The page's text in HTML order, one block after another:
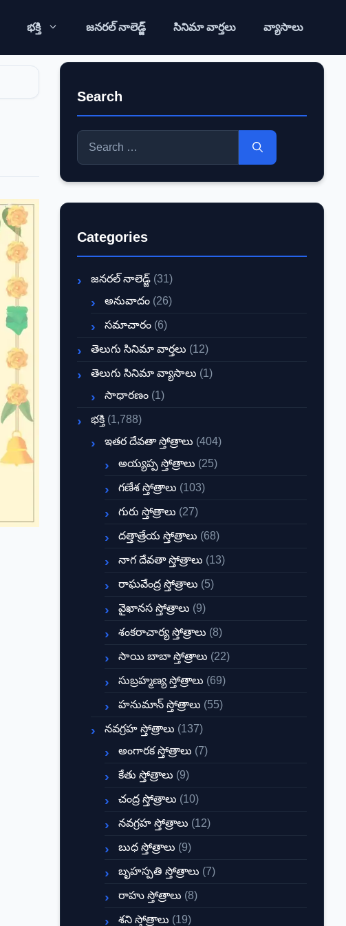
భక్తి జనరల్ నాలెడ్జ్ సినిమా వార్తలు వ్యాసాలు
Search
Search
for:
Categories
జనరల్ నాలెడ్జ్ (31)
అనువాదం (26)
సమాచారం (6)
తెలుగు సినిమా వార్తలు (12)
తెలుగు సినిమా వ్యాసాలు (1)
సాధారణం (1)
భక్తి (1,788)
ఇతర దేవతా స్తోత్రాలు (404)
అయ్యప్ప స్తోత్రాలు (25)
గణేశ స్తోత్రాలు (103)
గురు స్తోత్రాలు (27)
దత్తాత్రేయ స్తోత్రాలు (68)
నాగ దేవతా స్తోత్రాలు (13)
రాఘవేంద్ర స్తోత్రాలు (5)
వైఖానస స్తోత్రాలు (9)
శంకరాచార్య స్తోత్రాలు (8)
సాయి బాబా స్తోత్రాలు (22)
సుబ్రహ్మణ్య స్తోత్రాలు (69)
హనుమాన్ స్తోత్రాలు (55)
నవగ్రహ స్తోత్రాలు (137)
అంగారక స్తోత్రాలు (7)
కేతు స్తోత్రాలు (9)
చంద్ర స్తోత్రాలు (10)
నవగ్రహ స్తోత్రాలు (12)
బుధ స్తోత్రాలు (9)
బృహస్పతి స్తోత్రాలు (7)
రాహు స్తోత్రాలు (8)
శని స్తోత్రాలు (19)